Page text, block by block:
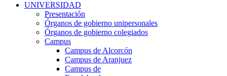
UNIVERSIDAD
Presentación
Órganos de gobierno unipersonales
Órganos de gobierno colegiados
Campus
Campus de Alcorcón
Campus de Aranjuez
Campus de